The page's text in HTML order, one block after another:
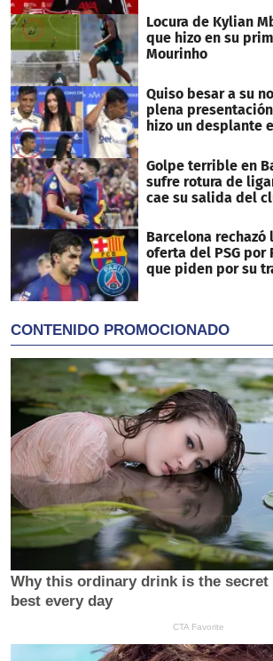
Locura de Kylian
que hizo en su
Mourinho
Quiso besar a su
plena
hizo un desplante
Golpe terrible en
sufre rotura de
cae su salida del
Barcelona rechazó
oferta del PSG por
que piden por su